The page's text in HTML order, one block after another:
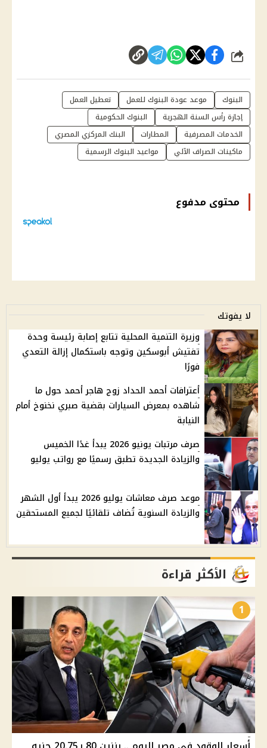
شارك
البنوك موعد عودة البنوك للعمل
تعطيل العمل
إجازة رأس السنة الهجرية
البنوك الحكومية
الخدمات المصرفية
المطارات
البنك المركزي المصري
ماكينات الصراف الآلي
مواعيد البنوك الرسمية
محتوى مدفوع
لا يفوتك
وزيرة التنمية المحلية تتابع إصابة رئيسة وحدة
تفتيش أبوسكين وتوجه باستكمال إزالة التعدي
فورًا
أعترافات أحمد الحداد زوج هاجر أحمد حول ما
شاهده بمعرض السيارات بقضية صبري نخنوخ أمام
النيابة
صرف مرتبات يونيو 2026 يبدأ غدًا الخميس
والزيادة الجديدة تطبق رسميًا مع رواتب يوليو
موعد صرف معاشات يوليو 2026 يبدأ أول الشهر
والزيادة السنوية تُضاف تلقائيًا لجميع المستحقين
الأكثر قراءة
1